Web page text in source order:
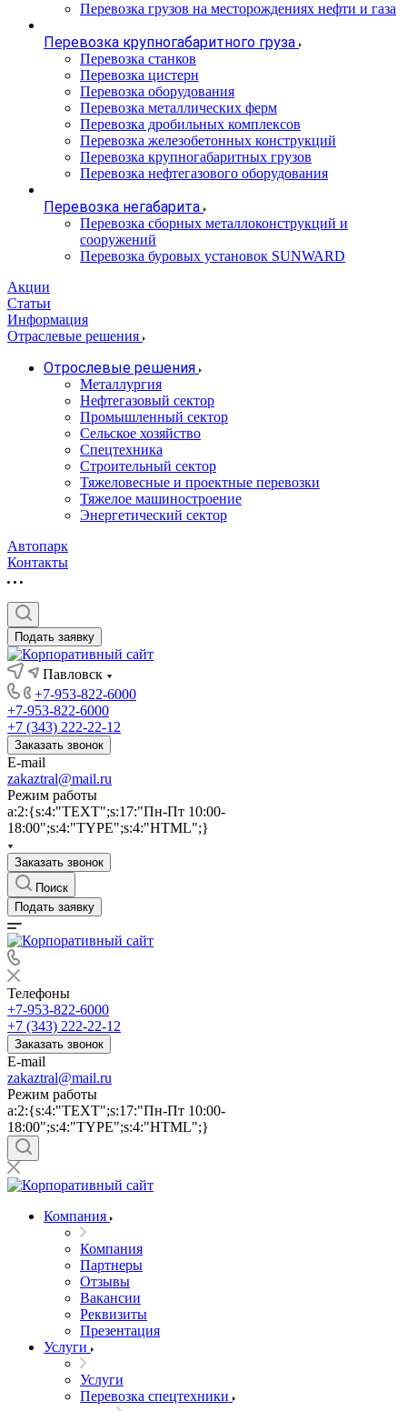
Перевозка грузов на месторождениях нефти и газа
Перевозка крупногабаритного груза
Перевозка станков
Перевозка цистерн
Перевозка оборудования
Перевозка металлических ферм
Перевозка дробильных комплексов
Перевозка железобетонных конструкций
Перевозка крупногабаритных грузов
Перевозка нефтегазового оборудования
Перевозка негабарита
Перевозка сборных металлоконструкций и
сооружений
Перевозка буровых установок SUNWARD
Акции
Статьи
Информация
Отраслевые решения
Отрослевые решения
Металлургия
Нефтегазовый сектор
Промышленный сектор
Сельское хозяйство
Спецтехника
Строительный сектор
Тяжеловесные и проектные перевозки
Тяжелое машиностроение
Энергетический сектор
Автопарк
Контакты
Подать заявку
Павловск
+7-953-822-6000
+7-953-822-6000
+7 (343) 222-22-12
Заказать звонок
E-mail
zakaztral@mail.ru
Режим работы
a:2:{s:4:"TEXT";s:17:"Пн-Пт 10:00-
18:00";s:4:"TYPE";s:4:"HTML";}
Заказать звонок
Поиск
Подать заявку
Телефоны
+7-953-822-6000
+7 (343) 222-22-12
Заказать звонок
E-mail
zakaztral@mail.ru
Режим работы
a:2:{s:4:"TEXT";s:17:"Пн-Пт 10:00-
18:00";s:4:"TYPE";s:4:"HTML";}
Компания
Компания
Партнеры
Отзывы
Вакансии
Реквизиты
Презентация
Услуги
Услуги
Перевозка спецтехники